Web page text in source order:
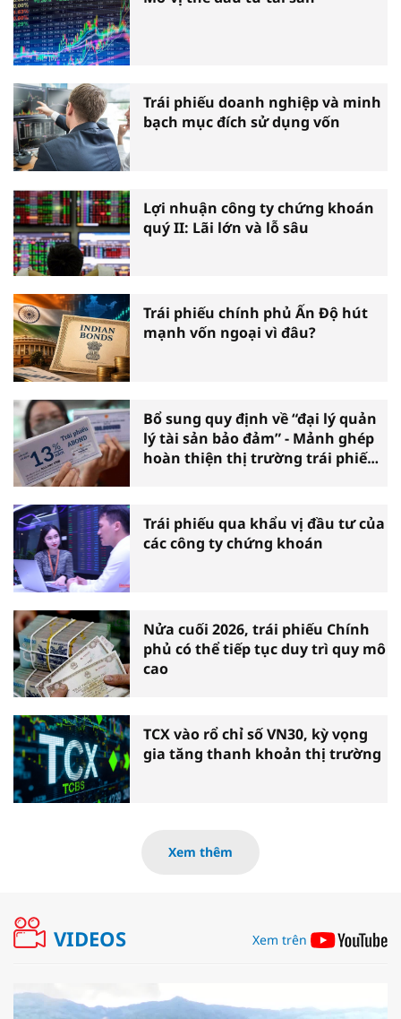
Trái phiếu doanh nghiệp và minh
bạch mục đích sử dụng vốn
Lợi nhuận công ty chứng khoán
quý II: Lãi lớn và lỗ sâu
Trái phiếu chính phủ Ấn Độ hút
mạnh vốn ngoại vì đâu?
Bổ sung quy định về “đại lý quản
lý tài sản bảo đảm” - Mảnh ghép
hoàn thiện thị trường trái phiếu
Trái phiếu qua khẩu vị đầu tư của
các công ty chứng khoán
Nửa cuối 2026, trái phiếu Chính
phủ có thể tiếp tục duy trì quy mô
cao
TCX vào rổ chỉ số VN30, kỳ vọng
gia tăng thanh khoản thị trường
Xem thêm
VIDEOS Xem trên